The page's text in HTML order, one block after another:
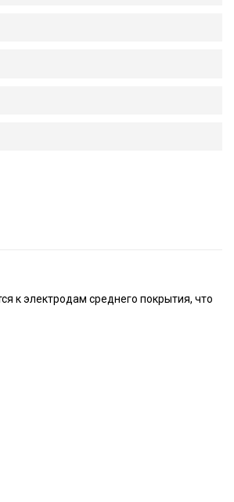
к электродам среднего покрытия, что